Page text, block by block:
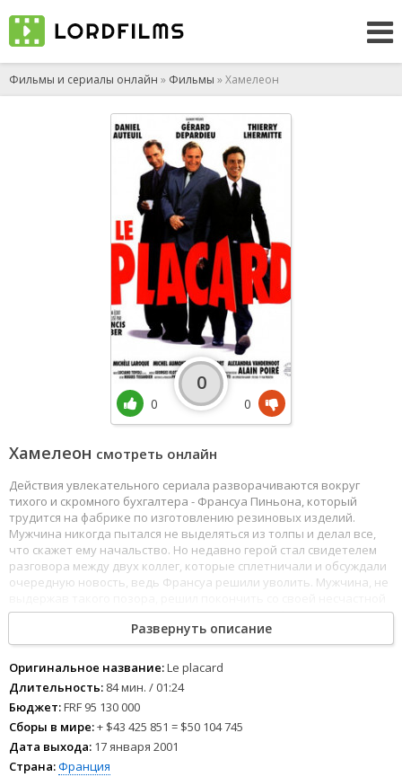
Фильмы и сериалы онлайн » Фильмы » Хамелеон
Хамелеон смотреть онлайн
Действия увлекательного сериала разворачиваются вокруг
тихого и скромного бухгалтера - Франсуа Пиньона, который
трудится на фабрике по изготовлению резиновых изделий.
Мужчина никогда пытался не выделяться из толпы и делал все,
что скажет ему начальство. Но недавно герой стал свидетелем
разговора между двух коллег, которые сплетничали и обсуждали
очередную новость, ведь Франсуа решили уволить. Мужчина, не
жизнью, поэтому поднялся на крышу высотки. Однако вовремя к
нему подоспел человек, который просто проходил мимо. Им
оказался сосед героя, который пообещал помочь Пиньону
вернуться к прежней должности, правда, методы подобрал не
совсем адекватные...
Развернуть описание
Оригинальное название:Le placard
Длительность: 84 мин. / 01:24
Бюджет:FRF 95 130 000
Сборы в мире:+ $43 425 851 = $50 104 745
Дата выхода: 17 января 2001
Страна:Франция
0
0
0